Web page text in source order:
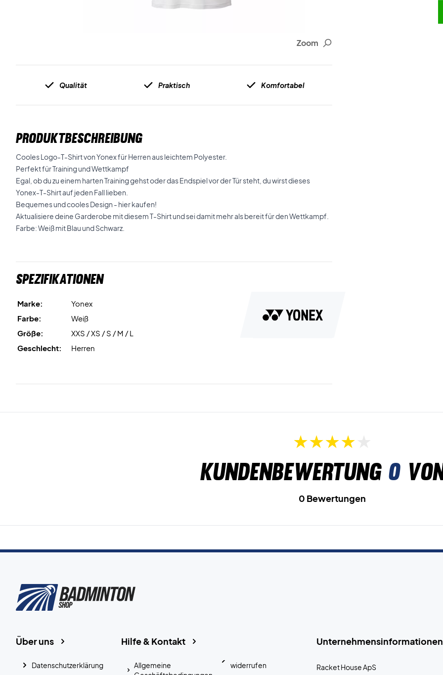
Zoom
Qualität Praktisch Komfortabel
PRODUKTBESCHREIBUNG
Cooles Logo-T-Shirt von Yonex für Herren aus leichtem Polyester.
Perfekt für Training und Wettkampf
Egal, ob du zu einem harten Training gehst oder das Endspiel vor der Tür steht, du wirst dieses
Yonex-T-Shirt auf jeden Fall lieben.
Bequemes und cooles Design - hier kaufen!
Aktualisiere deine Garderobe mit diesem T-Shirt und sei damit mehr als bereit für den Wettkampf.
Farbe: Weiß mit Blau und Schwarz.
Spezifikationen
Marke:
Yonex
Farbe:
Weiß
Größe:
XXS / XS / S / M / L
Geschlecht:
Herren
Kundenbewertung 0
0 Bewertungen
Unternehmensinformationen
Racket House ApS
Hilfe & Kontakt
Allgemeine
widerrufen
Über uns
Datenschutzerklärung